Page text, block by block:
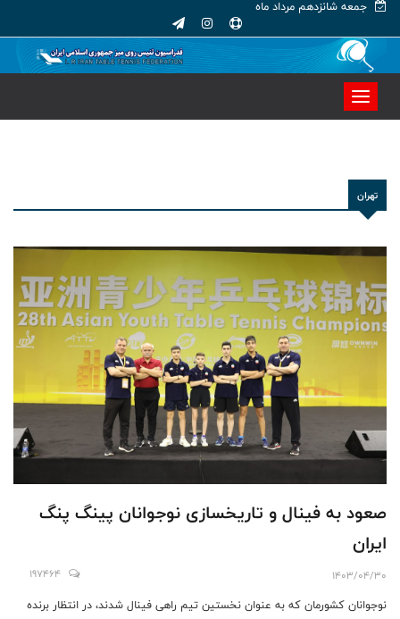
جمعه شانزدهم مرداد ماه
تهران
صعود به فینال و تاریخسازی نوجوانان پینگ پنگ
ایران
1403/04/30
197464
نوجوانان کشورمان که به عنوان نخستین تیم راهی فینال شدند، در انتظار برنده